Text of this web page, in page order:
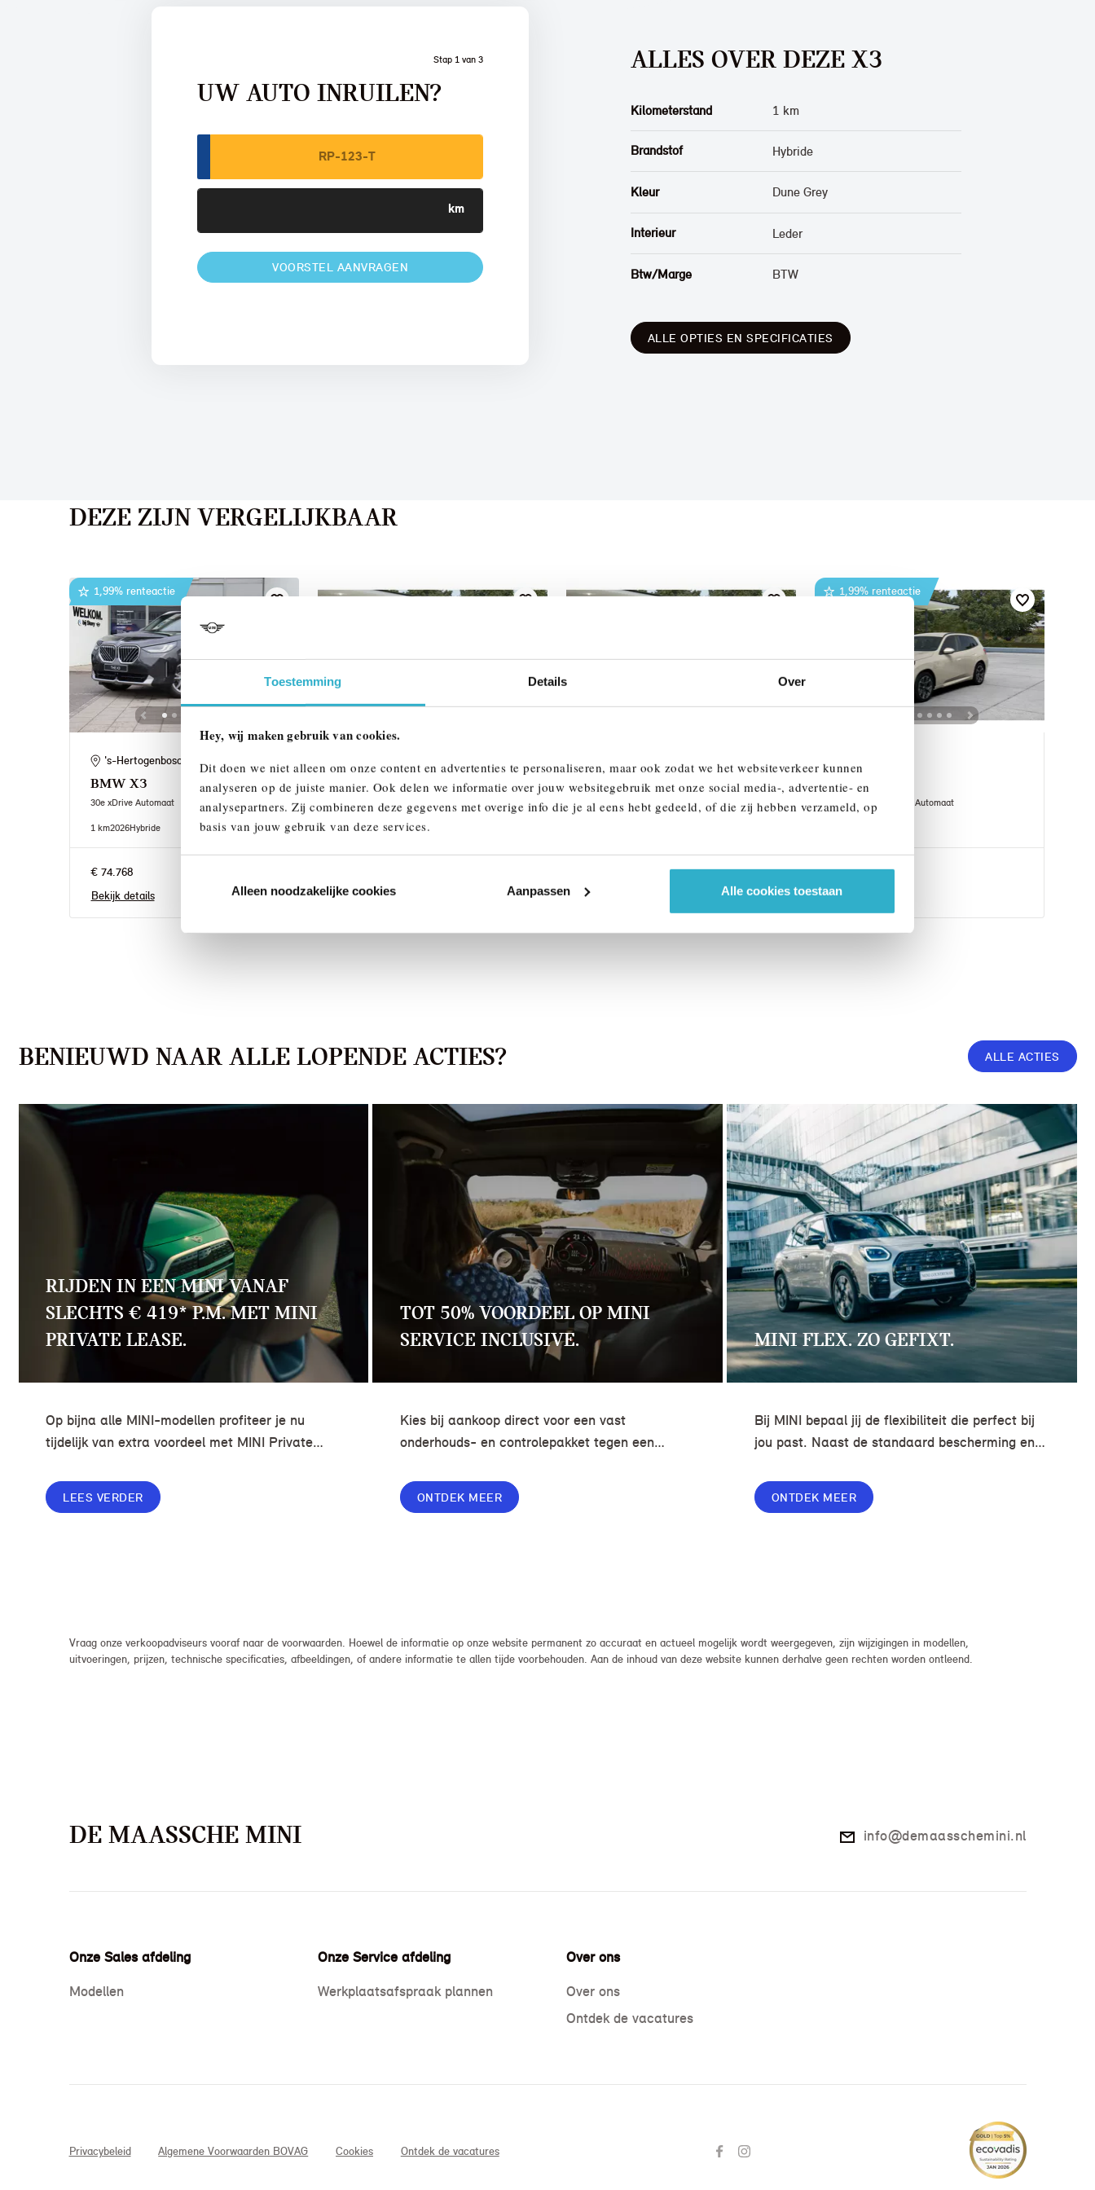
Toestemming Details Over
Hey, wij maken gebruik van cookies.
Dit doen we niet alleen om onze content en advertenties te personaliseren, maar ook zodat we het websiteverkeer kunnen
analyseren op de juiste manier. Ook delen we informatie over jouw websitegebruik met onze social media-, advertentie- en
analysepartners. Zij combineren deze gegevens met overige info die je al eens hebt gedeeld, of die zij hebben verzameld, op
basis van jouw gebruik van deze services.
Alleen noodzakelijke cookies Aanpassen Alle cookies toestaan
Stap 1 van 3
UW AUTO INRUILEN?
VOORSTEL AANVRAGEN
ALLES OVER DEZE X3
Kilometerstand 1 km
Brandstof Hybride
Kleur Dune Grey
Interieur Leder
Btw/Marge BTW
ALLE OPTIES EN SPECIFICATIES
DEZE ZIJN VERGELIJKBAAR
1,99% renteactie
's-Hertogenbosch
BMW X3
30e xDrive Automaat
1 km2026Hybride
€ 74.768
Bekijk details
BMW X3
30e xDrive M Sport Automaat
1 km2026Hybride
Bekijk details
BMW X3
30e xDrive M Sport Automaat
Bekijk details
1,99% renteactie
BMW
30e xDrive M Sport Automaat
€ 80.536
Bekijk details
BENIEUWD NAAR ALLE LOPENDE ACTIES? ALLE ACTIES
RIJDEN IN EEN MINI VANAF
SLECHTS € 419* P.M. MET MINI
PRIVATE LEASE.
Op bijna alle MINI-modellen profiteer je nu
tijdelijk van extra voordeel met MINI Private
maand, in plaats van € 449. Afhankelijk van de
uitvoering kan jouw voordeel nog verder
LEES VERDER
TOT 50% VOORDEEL OP MINI
SERVICE INCLUSIVE.
Kies bij aankoop direct voor een vast
onderhouds- en controlepakket tegen een
onverwachte kosten kunt rijden.
ONTDEK MEER
MINI FLEX. ZO GEFIXT.
Bij MINI bepaal jij de flexibiliteit die perfect bij
jou past. Naast de standaard bescherming en
lease nog meer flexibiliteit met Switch of Flex
Premium.
ONTDEK MEER
Vraag onze verkoopadviseurs vooraf naar de voorwaarden. Hoewel de informatie op onze website permanent zo accuraat en actueel mogelijk wordt weergegeven, zijn wijzigingen in modellen,
uitvoeringen, prijzen, technische specificaties, afbeeldingen, of andere informatie te allen tijde voorbehouden. Aan de inhoud van deze website kunnen derhalve geen rechten worden ontleend.
DE MAASSCHE MINI info@demaasschemini.nl
Onze Sales afdeling
Modellen
Onze Service afdeling
Werkplaatsafspraak plannen
Over ons
Over ons
Ontdek de vacatures
Privacybeleid Algemene Voorwaarden BOVAG Cookies Ontdek de vacatures